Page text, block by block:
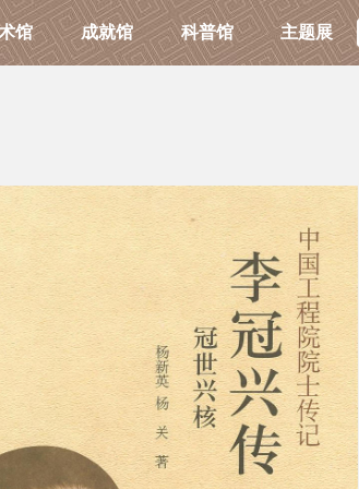
馆 成就馆 科普馆 主题展